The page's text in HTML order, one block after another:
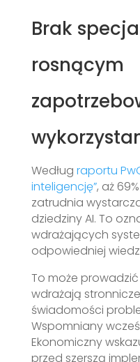
Brak
rosnącym
Według raportu
inteligencję”, aż
zatrudnia
dziedziny AI. To
wdrażających
odpowiedniej
To może
wdrażają
świadomości
Wspomniany
Ekonomiczny
przed szerszą